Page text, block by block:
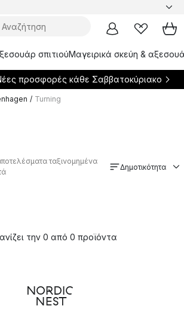
σπιτιούΜαγειρικά σκεύη &
προσφορές κάθε Σαββατοκύριακο
/ Turning
ταξινομημένα
Δημοτικότητα
την 0 από 0 προϊόντα